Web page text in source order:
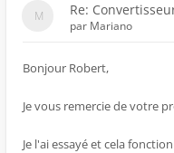
Re:
par Mariano
Bonjour Robert,
Je vous remercie de votre
Je l'ai essayé et cela